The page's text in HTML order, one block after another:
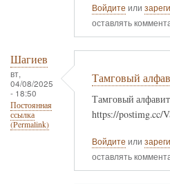
Войдите или
оставлять
Шагиев
вт,
04/08/2025
- 18:50
Постоянная
ссылка
(Permalink)
Тамговый
Тамговый
https://postimg.cc/
Войдите или
оставлять